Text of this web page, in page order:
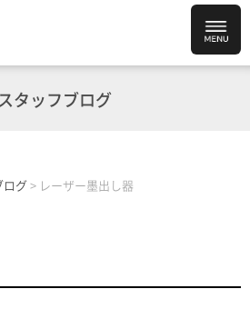
タッフブログ
ログ > レーザー墨出し器